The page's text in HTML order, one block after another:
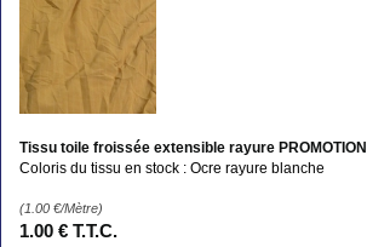
Tissu toile froissée extensible rayure PROMOTION
Coloris du tissu en stock : Ocre rayure blanche
(1.00 €/Mètre)
1.00 € T.T.C.